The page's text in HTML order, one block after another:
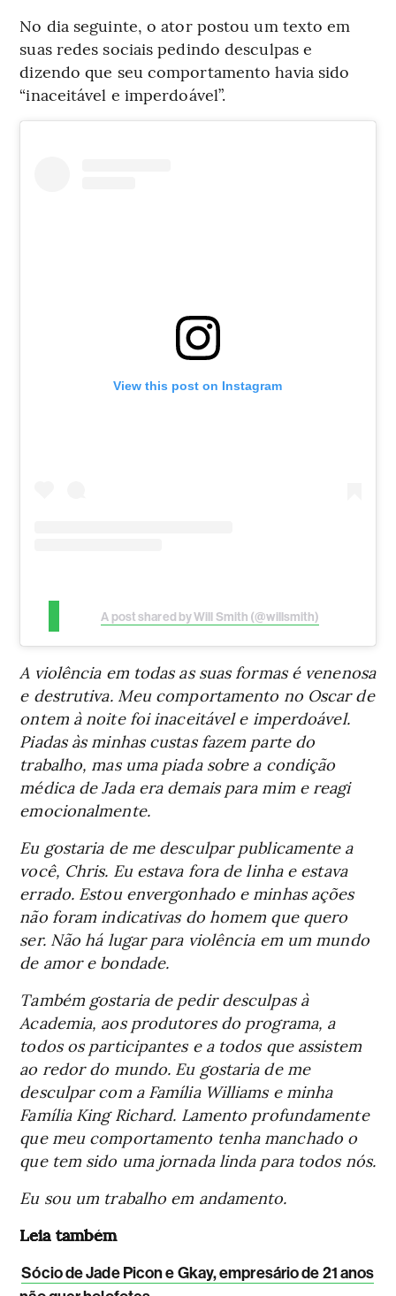
No dia seguinte, o ator postou um texto em
suas redes sociais pedindo desculpas e
dizendo que seu comportamento havia sido
“inaceitável e imperdoável”.
View this post on Instagram
A post shared by Will Smith (@willsmith)
A violência em todas as suas formas é venenosa
e destrutiva. Meu comportamento no Oscar de
ontem à noite foi inaceitável e imperdoável.
Piadas às minhas custas fazem parte do
trabalho, mas uma piada sobre a condição
médica de Jada era demais para mim e reagi
emocionalmente.
Eu gostaria de me desculpar publicamente a
você, Chris. Eu estava fora de linha e estava
errado. Estou envergonhado e minhas ações
não foram indicativas do homem que quero
ser. Não há lugar para violência em um mundo
de amor e bondade.
Também gostaria de pedir desculpas à
Academia, aos produtores do programa, a
todos os participantes e a todos que assistem
ao redor do mundo. Eu gostaria de me
desculpar com a Família Williams e minha
Família King Richard. Lamento profundamente
que meu comportamento tenha manchado o
que tem sido uma jornada linda para todos nós.
Eu sou um trabalho em andamento.
Leia também
Sócio de Jade Picon e Gkay, empresário de 21 anos